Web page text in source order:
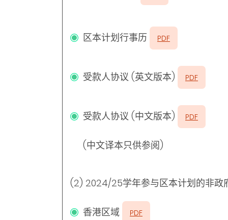
区本计划行事历 PDF
受款人协议 (英文版本) PDF
受款人协议 (中文版本) PDF
(中文译本只供参阅)
(2) 2024/25学年参与区本计划的非政
香港区域 PDF